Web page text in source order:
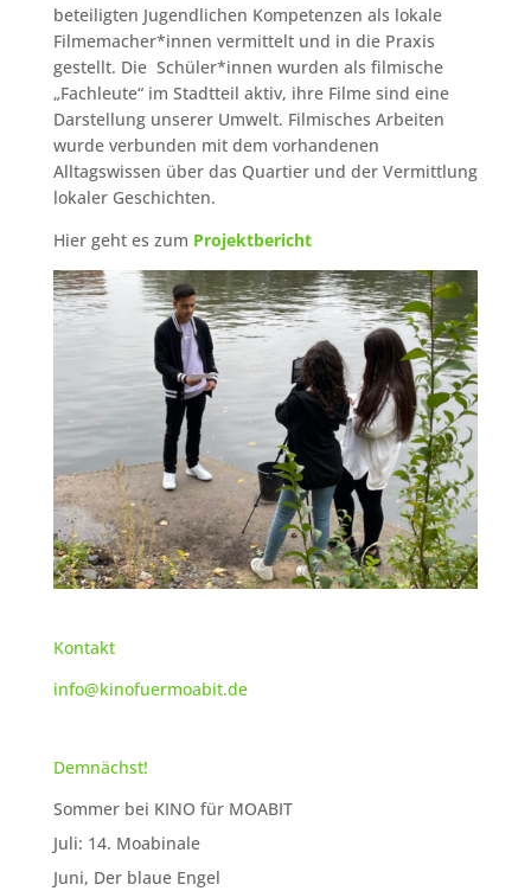
beteiligten Jugendlichen Kompetenzen als lokale
Filmemacher*innen vermittelt und in die Praxis
gestellt. Die Schüler*innen wurden als filmische
„Fachleute“ im Stadtteil aktiv, ihre Filme sind eine
Darstellung unserer Umwelt. Filmisches Arbeiten
wurde verbunden mit dem vorhandenen
Alltagswissen über das Quartier und der Vermittlung
lokaler Geschichten.
Hier geht es zum Projektbericht
Kontakt
info@kinofuermoabit.de
Demnächst!
Sommer bei KINO für MOABIT
Juli: 14. Moabinale
Juni, Der blaue Engel